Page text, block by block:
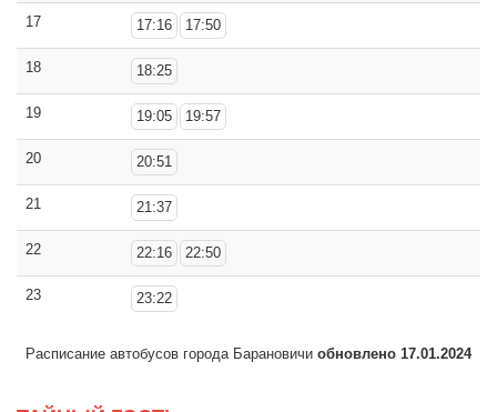
17 17:16 17:50
18 18:25
19 19:05 19:57
20 20:51
21 21:37
22 22:16 22:50
23 23:22
Расписание автобусов города Барановичи обновлено 17.01.2024